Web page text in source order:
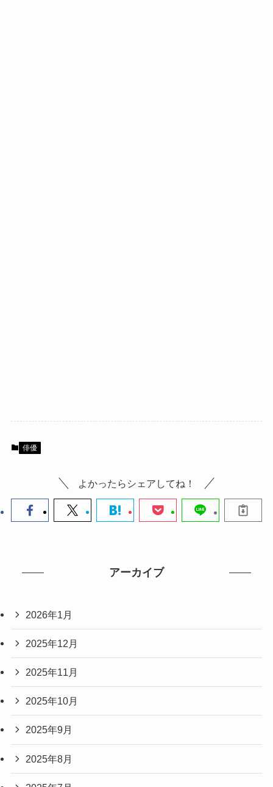
俳優
よかったらシェアしてね！
アーカイブ
2026年1月
2025年12月
2025年11月
2025年10月
2025年9月
2025年8月